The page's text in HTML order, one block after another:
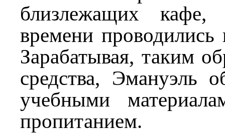
близлежащих
времени
Зарабатывая, таким
средства, Эмануэль
учебными
пропитанием.